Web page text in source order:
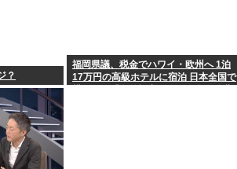
？
福岡県議、税金でハワイ・欧州へ 1泊
17万円の高級ホテルに宿泊 日本全国で